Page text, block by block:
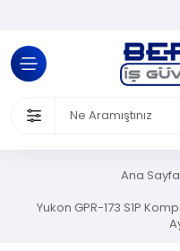
Kıyafetler
Ürünleri
Ana Sayfa
Yukon GPR-173 S1P